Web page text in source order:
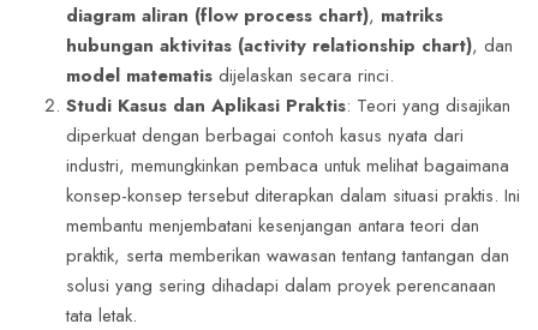
diagram aliran (flow process chart), matriks
hubungan aktivitas (activity relationship chart), dan
model matematis dijelaskan secara rinci.
Studi Kasus dan Aplikasi Praktis: Teori yang disajikan
diperkuat dengan berbagai contoh kasus nyata dari
industri, memungkinkan pembaca untuk melihat bagaimana
konsep-konsep tersebut diterapkan dalam situasi praktis. Ini
membantu menjembatani kesenjangan antara teori dan
praktik, serta memberikan wawasan tentang tantangan dan
solusi yang sering dihadapi dalam proyek perencanaan
tata letak.